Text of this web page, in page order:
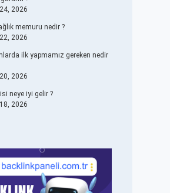
2026
memuru nedir ?
2026
ilk yapmamız gereken nedir
2026
neye iyi gelir ?
2026